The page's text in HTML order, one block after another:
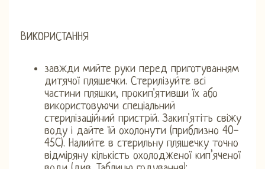
ВИКОРИСТАННЯ
завжди мийте руки перед приготуванням
дитячої пляшечки. Стерилізуйте всі
частини пляшки, прокип'ятивши їх або
використовуючи спеціальний
стерилізаційний пристрій. Закип'ятіть свіжу
воду і дайте їй охолонути (приблизно 40-
45C). Налийте в стерильну пляшечку точно
відміряну кількість охолодженої кип’яченої